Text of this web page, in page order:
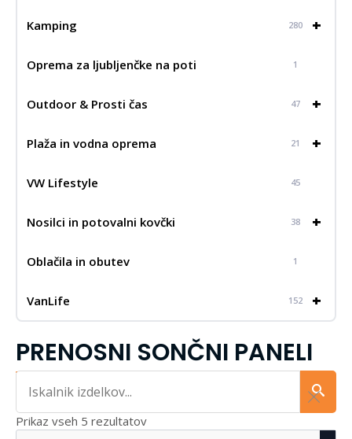
+
Kamping 280
Oprema za ljubljenčke na poti 1
+
Outdoor & Prosti čas 47
+
Plaža in vodna oprema 21
VW Lifestyle 45
+
Nosilci in potovalni kovčki 38
Oblačila in obutev 1
+
VanLife 152
PRENOSNI SONČNI PANELI
Iskalnik...
Prikaz vseh 5 rezultatov